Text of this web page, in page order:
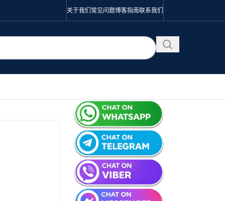
关于我们 常见问题博客指南联系我们